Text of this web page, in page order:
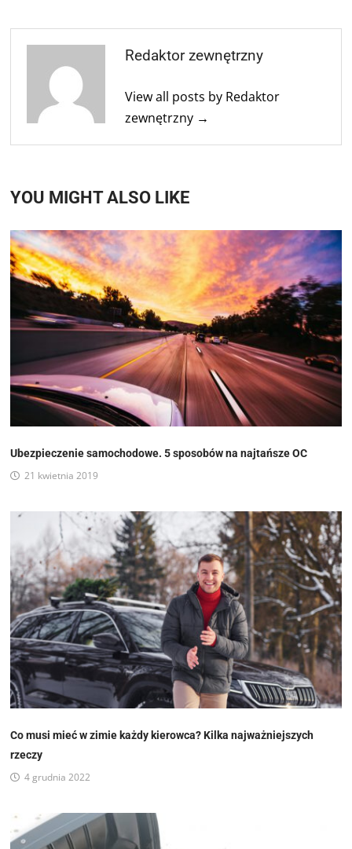
Redaktor zewnętrzny
View all posts by Redaktor
zewnętrzny →
YOU MIGHT ALSO LIKE
Ubezpieczenie samochodowe. 5 sposobów na najtańsze OC
21 kwietnia 2019
Co musi mieć w zimie każdy kierowca? Kilka najważniejszych
rzeczy
4 grudnia 2022